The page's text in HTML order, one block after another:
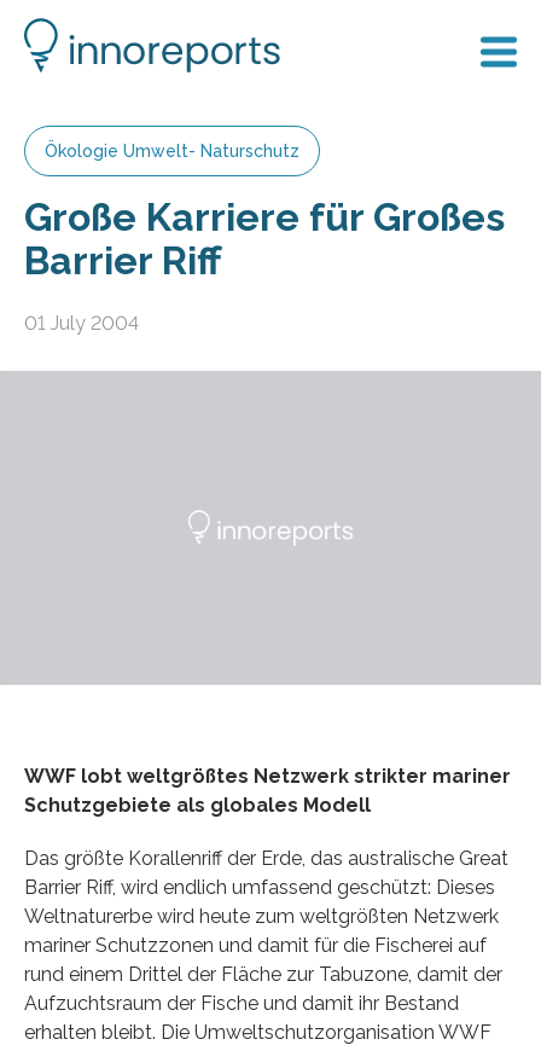
Ökologie Umwelt- Naturschutz
Große Karriere für Großes
Barrier Riff
01 July 2004
WWF lobt weltgrößtes Netzwerk strikter mariner
Schutzgebiete als globales Modell
Das größte Korallenriff der Erde, das australische Great
Barrier Riff, wird endlich umfassend geschützt: Dieses
Weltnaturerbe wird heute zum weltgrößten Netzwerk
mariner Schutzzonen und damit für die Fischerei auf
rund einem Drittel der Fläche zur Tabuzone, damit der
Aufzuchtsraum der Fische und damit ihr Bestand
erhalten bleibt. Die Umweltschutzorganisation WWF